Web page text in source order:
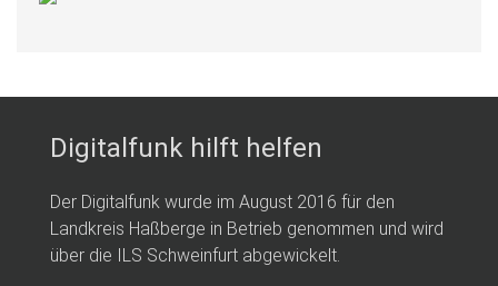
Digitalfunk hilft helfen
Der Digitalfunk wurde im August 2016 für den
Landkreis Haßberge in Betrieb genommen und wird
über die ILS Schweinfurt abgewickelt.